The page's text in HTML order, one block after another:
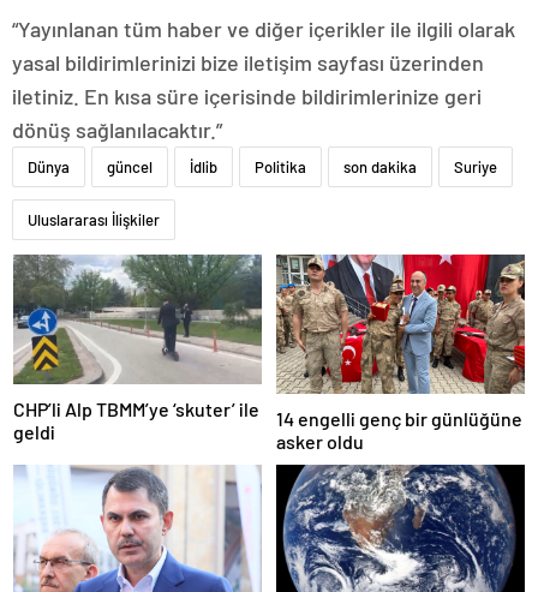
“Yayınlanan tüm haber ve diğer içerikler ile ilgili olarak
yasal bildirimlerinizi bize iletişim sayfası üzerinden
iletiniz. En kısa süre içerisinde bildirimlerinize geri
dönüş sağlanılacaktır.”
Dünya güncel İdlib Politika son dakika Suriye
Uluslararası İlişkiler
CHP’li Alp TBMM’ye ‘skuter’ ile
geldi
14 engelli genç bir günlüğüne
asker oldu